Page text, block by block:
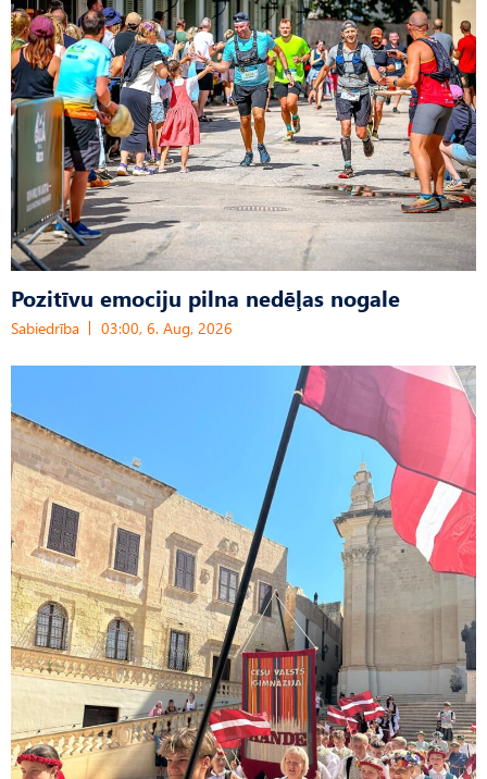
Pozitīvu emociju pilna nedēļas nogale
Sabiedrība 03:00, 6. Aug, 2026